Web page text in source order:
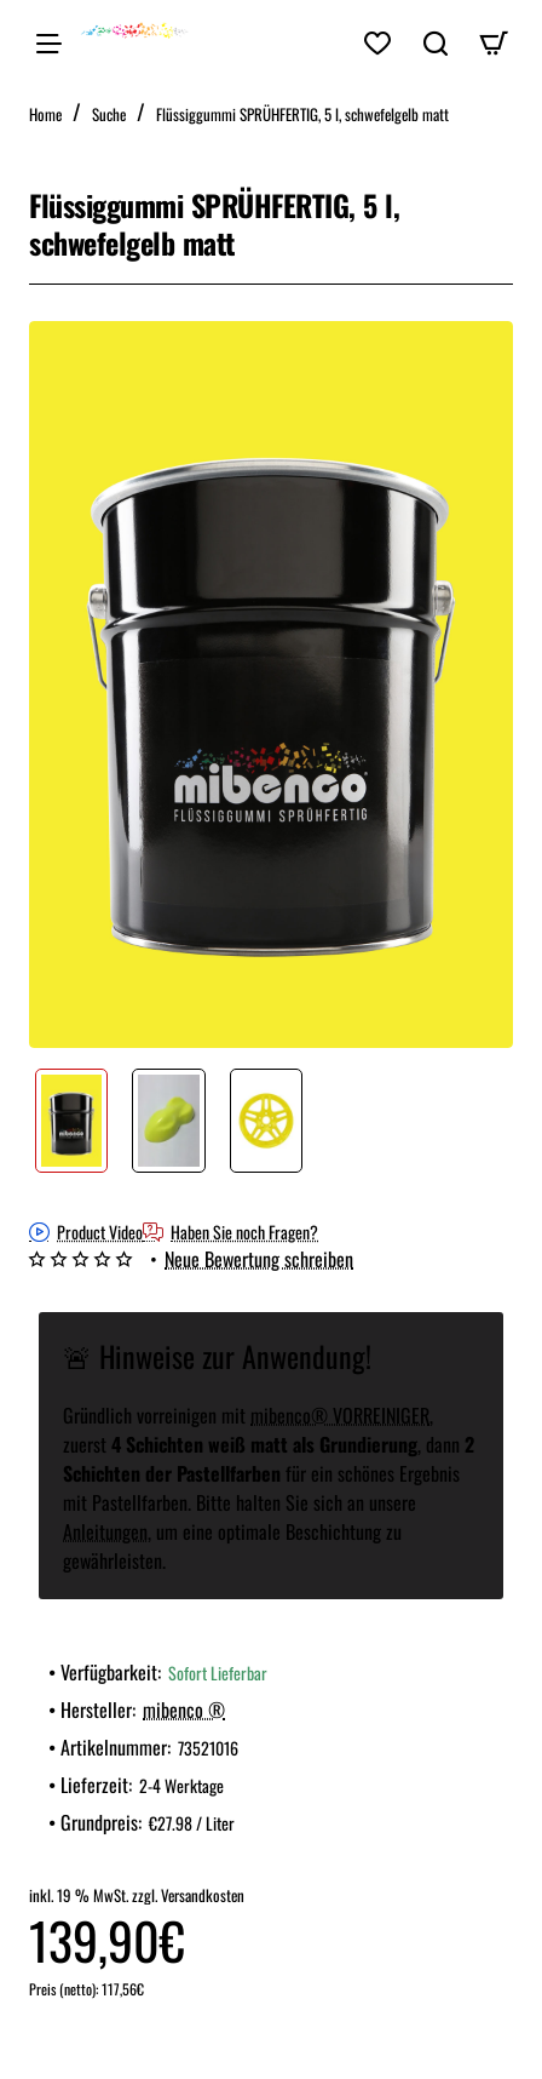
Home home Suche Flüssiggummi SPRÜHFERTIG, 5 l, schwefelgelb matt
Flüssiggummi SPRÜHFERTIG, 5 l,
schwefelgelb matt
Product Video Haben Sie noch Fragen?
🚨 Hinweise zur Anwendung!
Gründlich vorreinigen mit mibenco® VORREINIGER,
zuerst 4 Schichten weiß matt als Grundierung, dann 2
Schichten der Pastellfarben für ein schönes Ergebnis
mit Pastellfarben. Bitte halten Sie sich an unsere
Anleitungen, um eine optimale Beschichtung zu
gewährleisten.
Verfügbarkeit: Sofort Lieferbar
Hersteller: mibenco ®
Artikelnummer: 73521016
Lieferzeit: 2-4 Werktage
Grundpreis: €27.98 / Liter
• Neue Bewertung schreiben
inkl. 19 % MwSt. zzgl. Versandkosten
139,90€
Preis (netto): 117,56€